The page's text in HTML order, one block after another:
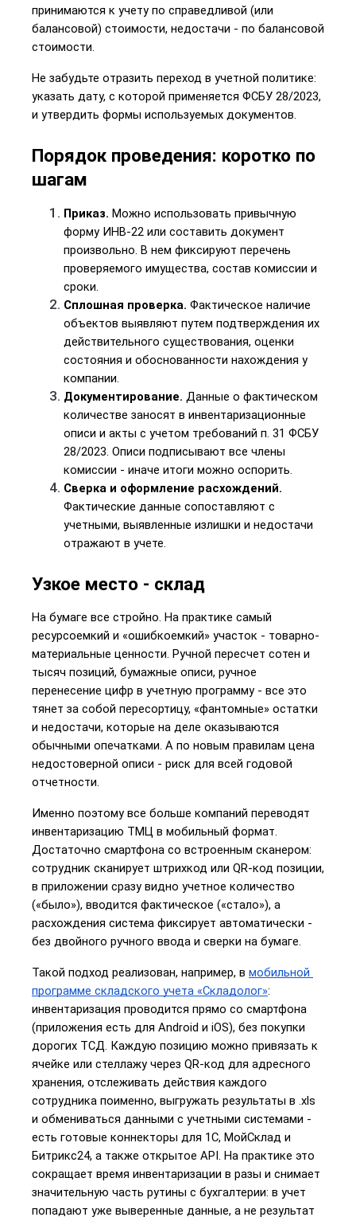
принимаются к учету по справедливой (или
балансовой) стоимости, недостачи - по балансовой
стоимости.
Не забудьте отразить переход в учетной политике:
указать дату, с которой применяется ФСБУ 28/2023,
и утвердить формы используемых документов.
Порядок проведения: коротко по
шагам
Приказ. Можно использовать привычную
форму ИНВ-22 или составить документ
произвольно. В нем фиксируют перечень
проверяемого имущества, состав комиссии и
сроки.
Сплошная проверка. Фактическое наличие
объектов выявляют путем подтверждения их
действительного существования, оценки
состояния и обоснованности нахождения у
компании.
Документирование. Данные о фактическом
количестве заносят в инвентаризационные
описи и акты с учетом требований п. 31 ФСБУ
28/2023. Описи подписывают все члены
комиссии - иначе итоги можно оспорить.
Сверка и оформление расхождений.
Фактические данные сопоставляют с
учетными, выявленные излишки и недостачи
отражают в учете.
Узкое место - склад
На бумаге все стройно. На практике самый
ресурсоемкий и «ошибкоемкий» участок - товарно-
материальные ценности. Ручной пересчет сотен и
тысяч позиций, бумажные описи, ручное
перенесение цифр в учетную программу - все это
тянет за собой пересортицу, «фантомные» остатки
и недостачи, которые на деле оказываются
обычными опечатками. А по новым правилам цена
недостоверной описи - риск для всей годовой
отчетности.
Именно поэтому все больше компаний переводят
инвентаризацию ТМЦ в мобильный формат.
Достаточно смартфона со встроенным сканером:
сотрудник сканирует штрихкод или QR-код позиции,
в приложении сразу видно учетное количество
(«было»), вводится фактическое («стало»), а
расхождения система фиксирует автоматически -
без двойного ручного ввода и сверки на бумаге.
Такой подход реализован, например, в мобильной
программе складского учета «Складолог»:
инвентаризация проводится прямо со смартфона
(приложения есть для Android и iOS), без покупки
дорогих ТСД. Каждую позицию можно привязать к
ячейке или стеллажу через QR-код для адресного
хранения, отслеживать действия каждого
сотрудника поименно, выгружать результаты в .xls
и обмениваться данными с учетными системами -
есть готовые коннекторы для 1С, МойСклад и
Битрикс24, а также открытое API. На практике это
сокращает время инвентаризации в разы и снимает
значительную часть рутины с бухгалтерии: в учет
попадают уже выверенные данные, а не результат